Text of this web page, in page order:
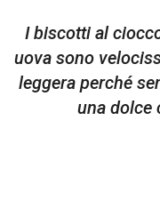
I biscotti al
uova sono
leggera perché
una dolce